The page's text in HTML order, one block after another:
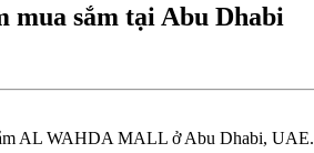
mua sắm tại Abu Dhabi
AL WAHDA MALL ở Abu Dhabi, UAE.